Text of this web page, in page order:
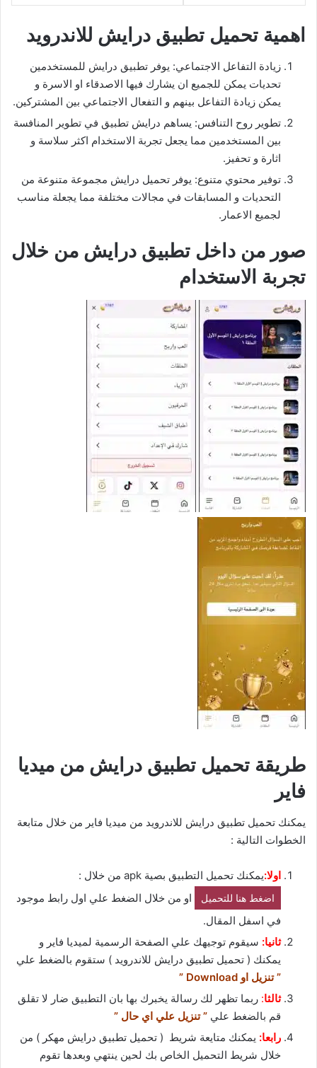
اهمية تحميل تطبيق درايش للاندرويد
زيادة التفاعل الاجتماعي: يوفر تطبيق درايش للمستخدمين
تحديات يمكن للجميع ان يشارك فيها الاصدقاء او الاسرة و
يمكن زيادة التفاعل بينهم و التفعال الاجتماعي بين المشتركين.
تطوير روح التنافس: يساهم درايش تطبيق في تطوير المنافسة
بين المستخدمين مما يجعل تجربة الاستخدام اكثر سلاسة و
اثارة و تحفيز.
توفير محتوي متنوع: يوفر تحميل درايش مجموعة متنوعة من
التحديات و المسابقات في مجالات مختلفة مما يجعلة مناسب
لجميع الاعمار.
صور من داخل تطبيق درايش من خلال
تجربة الاستخدام
طريقة تحميل تطبيق درايش من ميديا
فاير
يمكنك تحميل تطبيق درايش للاندرويد من ميديا فاير من خلال متابعة
الخطوات التالية :
اولا:يمكنك تحميل التطبيق بصية apk من خلال :
اضغط هنا للتحميل
او من خلال الضغط علي اول رابط موجود
في اسفل المقال.
ثانيا: سيقوم توجيهك علي الصفحة الرسمية لميديا فاير و
يمكنك ( تحميل تطبيق درايش للاندرويد ) ستقوم بالضغط علي
” تنزيل او Download ”
ثالثا: ربما تظهر لك رسالة يخبرك بها بان التطبيق ضار لا تقلق
قم بالضغط علي ” تنزيل علي اي حال ”
رابعا: يمكنك متايعة شريط ( تحميل تطبيق درايش مهكر ) من
خلال شريط التحميل الخاص بك لحين ينتهي وبعدها تقوم